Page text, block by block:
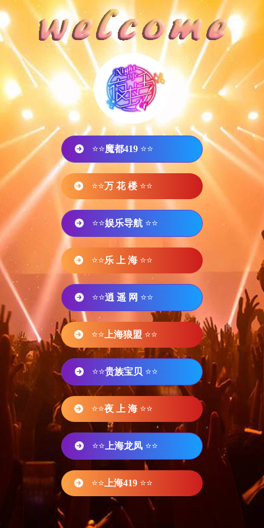
⭐⭐魔都419 ⭐⭐
⭐⭐万 花 楼 ⭐⭐
⭐⭐娱乐导航 ⭐⭐
⭐⭐乐 上 海 ⭐⭐
⭐⭐逍 遥 网 ⭐⭐
⭐⭐ 上海狼盟 ⭐⭐
⭐⭐贵族宝贝 ⭐⭐
⭐⭐夜 上 海 ⭐⭐
⭐⭐ 上海龙凤 ⭐⭐
⭐⭐ 上海419 ⭐⭐